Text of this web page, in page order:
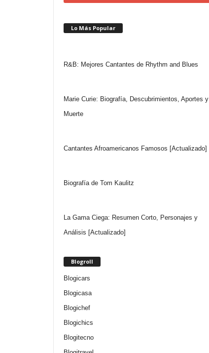
Lo Más Popular
R&B: Mejores Cantantes de Rhythm and Blues
Marie Curie: Biografía, Descubrimientos, Aportes y
Muerte
Cantantes Afroamericanos Famosos [Actualizado]
Biografía de Tom Kaulitz
La Gama Ciega: Resumen Corto, Personajes y
Análisis [Actualizado]
Blogroll
Blogicars
Blogicasa
Blogichef
Blogichics
Blogitecno